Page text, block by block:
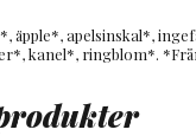
äpple*, apelsinskal*,
kanel*, ringblom*.